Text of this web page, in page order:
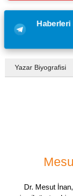
Haberleri
Yazar Biyografisi
Dr. Mesut